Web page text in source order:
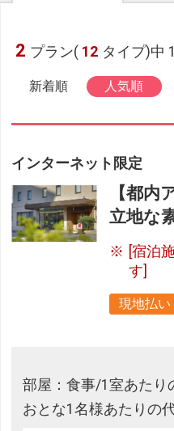
2 プラン( 12 タイプ)中
新着順 人気順
インターネット限定
【都
立地な
[宿泊
す]
現地払い
部屋：食事/1室あたり
おとな1名様あたりの